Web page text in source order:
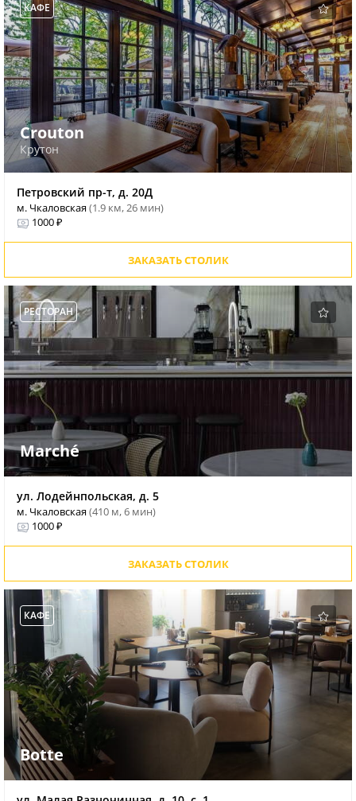
КАФЕ
Crouton
Крутон
Петровский пр-т, д. 20Д
м. Чкаловская(1.9 км, 26 мин)
1000 ₽
ЗАКАЗАТЬ СТОЛИК
РЕСТОРАН
Marché
ул. Лодейнпольская, д. 5
м. Чкаловская(410 м, 6 мин)
1000 ₽
ЗАКАЗАТЬ СТОЛИК
КАФЕ
Botte